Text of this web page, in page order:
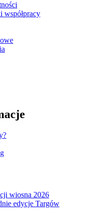
współpracy
wiosna 2026
edycje Targów